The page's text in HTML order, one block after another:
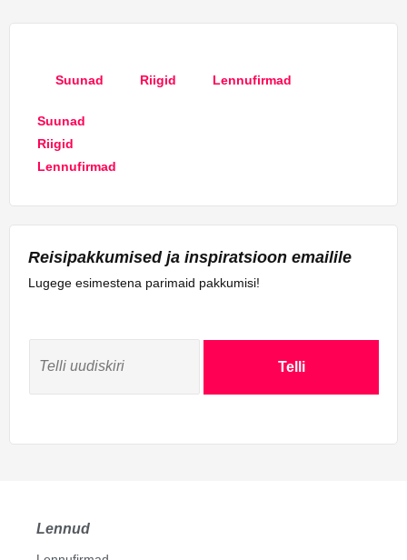
Suunad Riigid Lennufirmad
Suunad
Riigid
Lennufirmad
Reisipakkumised ja inspiratsioon emailile
Lugege esimestena parimaid pakkumisi!
Telli
Lennud